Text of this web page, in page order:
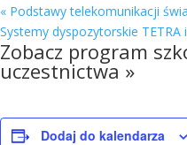
« Podstawy telekomunikacji
Systemy dyspozytorskie
Zobacz program
uczestnictwa »
Dodaj do kalendarza